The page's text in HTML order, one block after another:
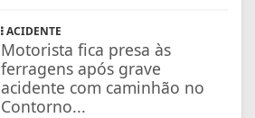
ACIDENTE
Motorista fica presa às
ferragens após grave
acidente com caminhão no
Contorno...